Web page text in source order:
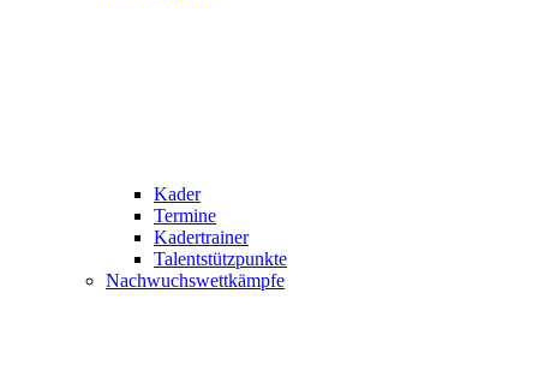
Kader
Termine
Kadertrainer
Talentstützpunkte
Nachwuchswettkämpfe